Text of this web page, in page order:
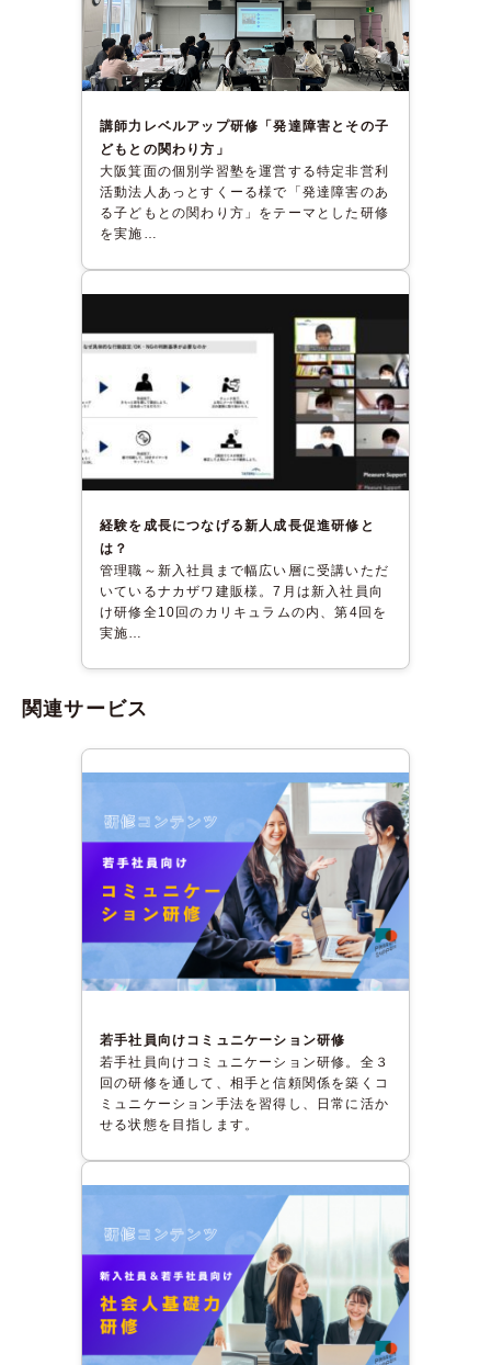
講師力レベルアップ研修「発達障害とその子
どもとの関わり方」
大阪箕面の個別学習塾を運営する特定非営利
活動法人あっとすくーる様で「発達障害のあ
る子どもとの関わり方」をテーマとした研修
を実施…
経験を成長につなげる新人成長促進研修と
は？
管理職～新入社員まで幅広い層に受講いただ
いているナカザワ建販様。7月は新入社員向
け研修全10回のカリキュラムの内、第4回を
実施…
関連サービス
若手社員向けコミュニケーション研修
若手社員向けコミュニケーション研修。全３
回の研修を通して、相手と信頼関係を築くコ
ミュニケーション手法を習得し、日常に活か
せる状態を目指します。